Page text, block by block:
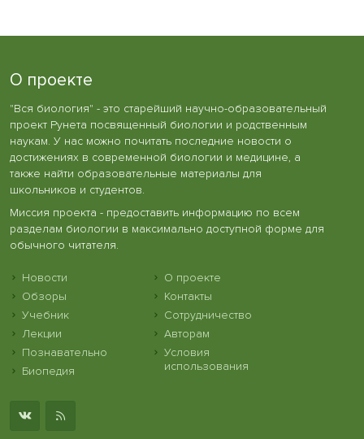
О проекте
"Вся биология" - это старейший научно-образовательный
проект Рунета посвященный биологии и родственным
наукам. У нас можно почитать последние новости о
достижениях в современной биологии и медицине, а
также найти образовательные материалы для
школьников и студентов.
Миссия проекта - предоставить информацию по всем
разделам биологии в максимально доступной форме для
обычного читателя.
Новости
Обзоры
Учебник
Лекции
Познавательно
Биопедия
О проекте
Контакты
Сотрудничество
Авторам
Условия
использования